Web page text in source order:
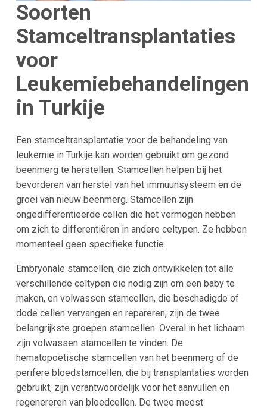
Soorten
Stamceltransplantaties
voor
Leukemiebehandelingen
in Turkije
Een stamceltransplantatie voor de behandeling van
leukemie in Turkije kan worden gebruikt om gezond
beenmerg te herstellen. Stamcellen helpen bij het
bevorderen van herstel van het immuunsysteem en de
groei van nieuw beenmerg. Stamcellen zijn
ongedifferentieerde cellen die het vermogen hebben
om zich te differentiëren in andere celtypen. Ze hebben
momenteel geen specifieke functie.
Embryonale stamcellen, die zich ontwikkelen tot alle
verschillende celtypen die nodig zijn om een baby te
maken, en volwassen stamcellen, die beschadigde of
dode cellen vervangen en repareren, zijn de twee
belangrijkste groepen stamcellen. Overal in het lichaam
zijn volwassen stamcellen te vinden. De
hematopoëtische stamcellen van het beenmerg of de
perifere bloedstamcellen, die bij transplantaties worden
gebruikt, zijn verantwoordelijk voor het aanvullen en
regenereren van bloedcellen. De twee meest